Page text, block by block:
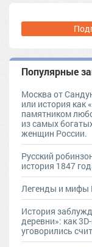
Популярные
Москва от
или история как
памятником
из самых
женщин России.
Русский
история 1847
Легенды и мифы
История
деревни»: как
уговорились